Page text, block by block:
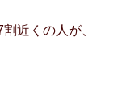
近くの人が、